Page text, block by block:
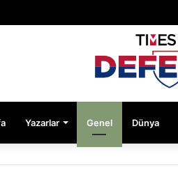
Yazarlar Genel Dünya